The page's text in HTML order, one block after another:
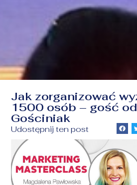
Jak zorganizować
1500 osób – gość
Gościniak
Udostępnij ten post